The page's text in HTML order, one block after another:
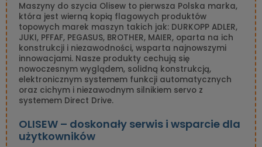
Maszyny do szycia Olisew to pierwsza Polska marka,
która jest wierną kopią flagowych produktów
topowych marek maszyn takich jak: DURKOPP ADLER,
JUKI, PFFAF, PEGASUS, BROTHER, MAIER, oparta na ich
konstrukcji i niezawodności, wsparta najnowszymi
innowacjami. Nasze produkty cechują się
nowoczesnym wyglądem, solidną konstrukcją,
elektronicznym systemem funkcji automatycznych
oraz cichym i niezawodnym silnikiem servo z
systemem Direct Drive.
OLISEW – doskonały serwis i wsparcie dla
użytkowników